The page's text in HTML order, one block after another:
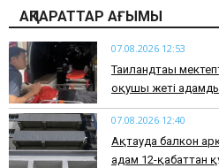
АҚПАРАТТАР АҒЫМЫ
07.08.2026 12:53
Таиландтағы
оқушы жеті адамды
07.08.2026 12:40
Ақтауда балкон
адам 12-қабаттан